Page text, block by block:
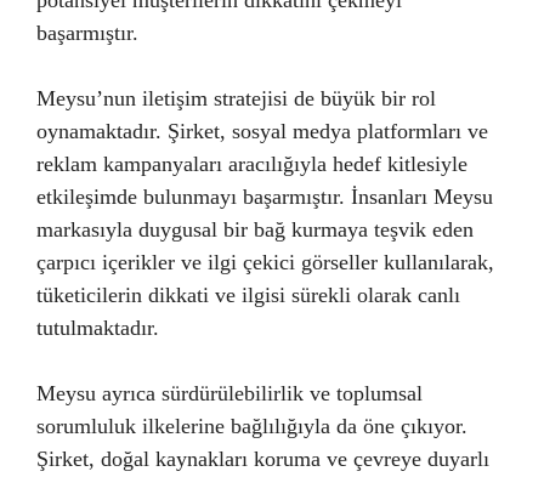
başarmıştır.
Meysu’nun iletişim stratejisi de büyük bir rol
oynamaktadır. Şirket, sosyal medya platformları ve
reklam kampanyaları aracılığıyla hedef kitlesiyle
etkileşimde bulunmayı başarmıştır. İnsanları Meysu
markasıyla duygusal bir bağ kurmaya teşvik eden
çarpıcı içerikler ve ilgi çekici görseller kullanılarak,
tüketicilerin dikkati ve ilgisi sürekli olarak canlı
tutulmaktadır.
Meysu ayrıca sürdürülebilirlik ve toplumsal
sorumluluk ilkelerine bağlılığıyla da öne çıkıyor.
Şirket, doğal kaynakları koruma ve çevreye duyarlı